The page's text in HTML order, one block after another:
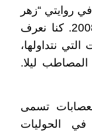
روايتي “زهر
الخريف” التي رأت النور عام 2008. كنا نعرف
نتداولها،
ليلا.
تسمى
في الحوليات